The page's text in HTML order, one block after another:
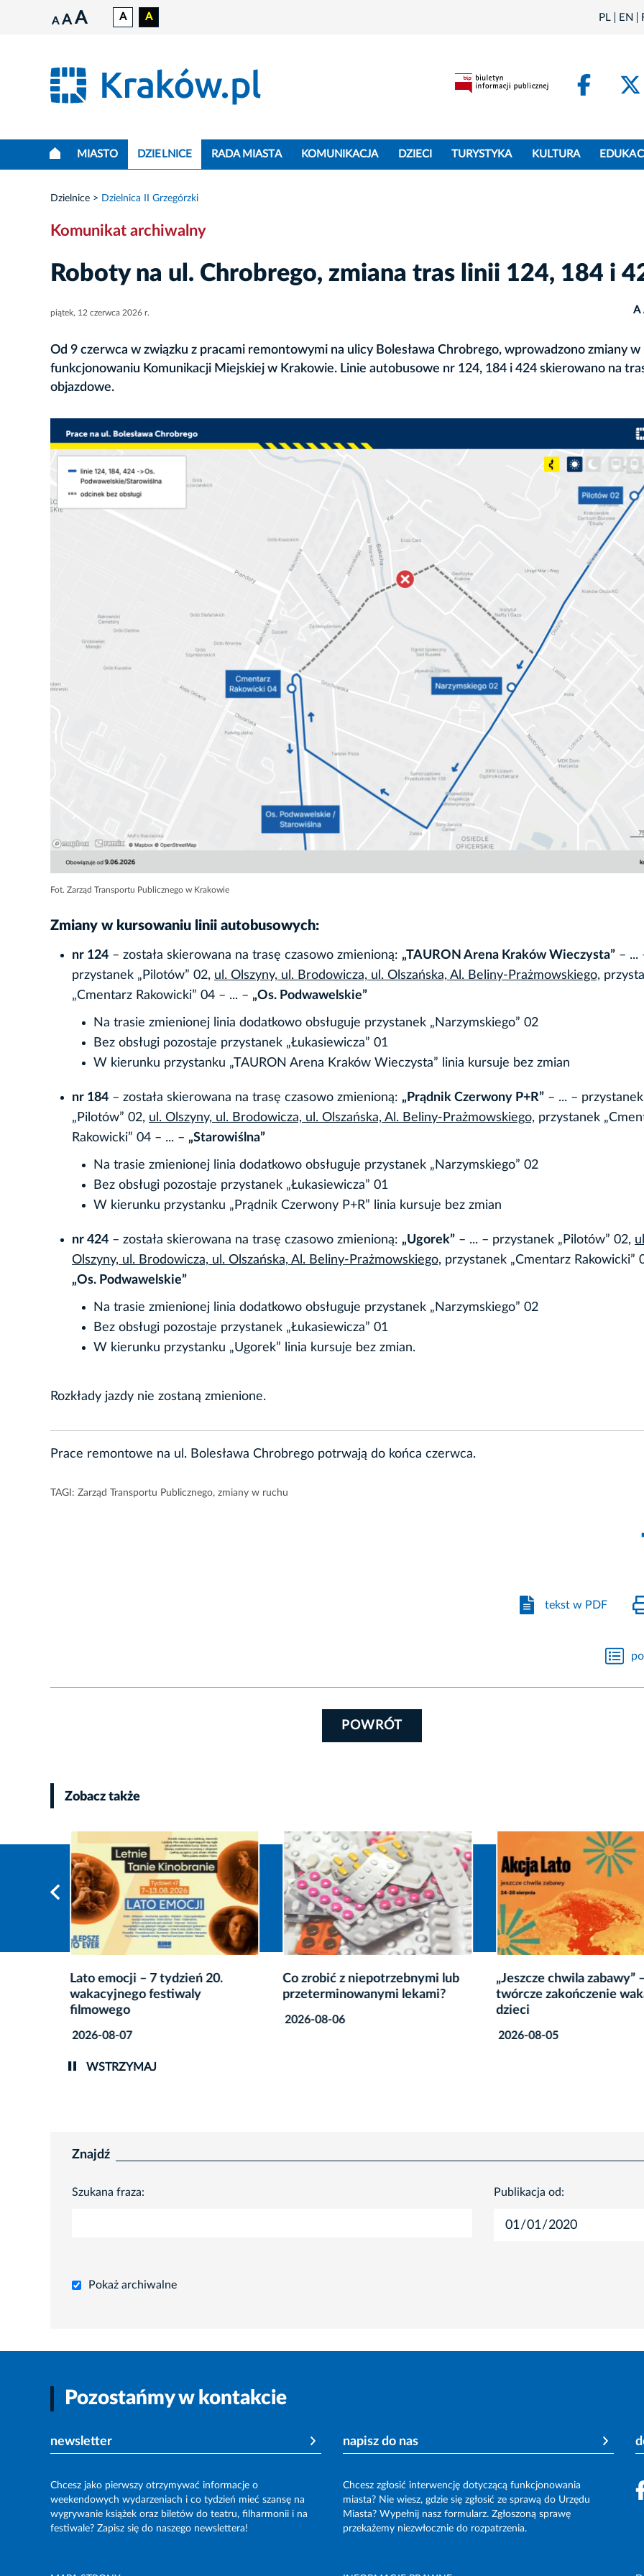
A A A A A PL EN
MIASTO DZIELNICE RADA MIASTA KOMUNIKACJA DZIECI TURYSTYKA KULTURA
Dzielnice Dzielnica II Grzegórzki
Komunikat archiwalny
Roboty na ul. Chrobrego, zmiana tras linii 124, 184 i
piątek, 12 czerwca 2026 r. A
Od 9 czerwca w związku z pracami remontowymi na ulicy Bolesława Chrobrego, wprowadzono zmiany w
funkcjonowaniu Komunikacji Miejskiej w Krakowie. Linie autobusowe nr 124, 184 i 424 skierowano na
objazdowe.
Fot. Zarząd Transportu Publicznego w Krakowie
Zmiany w kursowaniu linii autobusowych:
nr 124 – została skierowana na trasę czasowo zmienioną: „TAURON Arena Kraków Wieczysta” – ...
przystanek „Pilotów” 02, ul. Olszyny, ul. Brodowicza, ul. Olszańska, Al. Beliny-Prażmowskiego,
„Cmentarz Rakowicki” 04 – ... – „Os. Podwawelskie”
Na trasie zmienionej linia dodatkowo obsługuje przystanek „Narzymskiego” 02
Bez obsługi pozostaje przystanek „Łukasiewicza” 01
W kierunku przystanku „TAURON Arena Kraków Wieczysta” linia kursuje bez zmian
nr 184 – została skierowana na trasę czasowo zmienioną: „Prądnik Czerwony P+R” – ... – przystanek
„Pilotów” 02, ul. Olszyny, ul. Brodowicza, ul. Olszańska, Al. Beliny-Prażmowskiego, przystanek
Rakowicki” 04 – ... – „Starowiślna”
Na trasie zmienionej linia dodatkowo obsługuje przystanek „Narzymskiego” 02
Bez obsługi pozostaje przystanek „Łukasiewicza” 01
W kierunku przystanku „Prądnik Czerwony P+R” linia kursuje bez zmian
nr 424 – została skierowana na trasę czasowo zmienioną: „Ugorek” – ... – przystanek „Pilotów” 02,
Olszyny, ul. Brodowicza, ul. Olszańska, Al. Beliny-Prażmowskiego, przystanek „Cmentarz Rakowicki”
„Os. Podwawelskie”
Na trasie zmienionej linia dodatkowo obsługuje przystanek „Narzymskiego” 02
Bez obsługi pozostaje przystanek „Łukasiewicza” 01
W kierunku przystanku „Ugorek” linia kursuje bez zmian.
Rozkłady jazdy nie zostaną zmienione.
Prace remontowe na ul. Bolesława Chrobrego potrwają do końca czerwca.
TAGI: Zarząd Transportu Publicznego, zmiany w ruchu
tekst w PDF
POWRÓT
Zobacz także
Lato emocji – 7 tydzień 20.
wakacyjnego festiwaly
filmowego
2026-08-07
Co zrobić z niepotrzebnymi lub
przeterminowanymi lekami?
2026-08-06
„Jeszcze chwila zabawy” –
twórcze zakończenie
dzieci
2026-08-05
WSTRZYMAJ
Znajdź
Szukana fraza: Publikacja od:
Pokaż archiwalne
Pozostańmy w kontakcie
newsletter
Chcesz jako pierwszy otrzymywać informacje o
weekendowych wydarzeniach i co tydzień mieć szansę na
wygrywanie książek oraz biletów do teatru, filharmonii i na
festiwale? Zapisz się do naszego newslettera!
napisz do nas
Chcesz zgłosić interwencję dotyczącą funkcjonowania
miasta? Nie wiesz, gdzie się zgłosić ze sprawą do Urzędu
Miasta? Wypełnij nasz formularz. Zgłoszoną sprawę
przekażemy niezwłocznie do rozpatrzenia.